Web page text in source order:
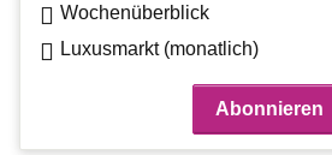
Wochenüberblick
Luxusmarkt (monatlich)